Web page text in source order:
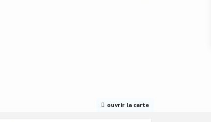
ouvrir la carte